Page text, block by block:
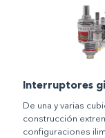
Interruptores
De una y varias
construcción
configuraciones